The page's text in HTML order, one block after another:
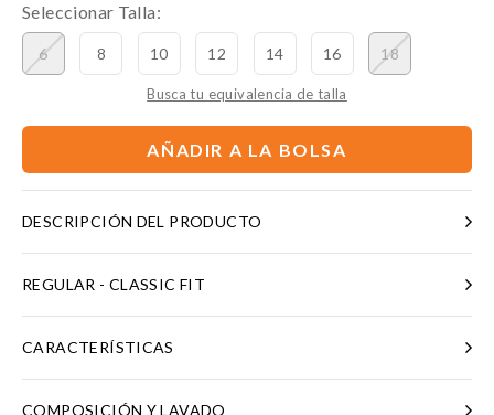
Seleccionar Talla:
6 8 10 12 14 16 18
Busca tu equivalencia de talla
AÑADIR A LA BOLSA
DESCRIPCIÓN DEL PRODUCTO
REGULAR - CLASSIC FIT
CARACTERÍSTICAS
COMPOSICIÓN Y LAVADO